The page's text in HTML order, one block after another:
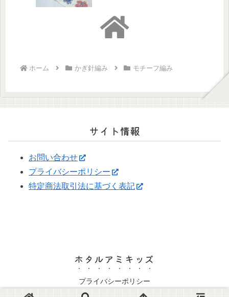
ホーム かぎ針編み モチーフ編み
サイト情報
お問い合わせ
プライバシーポリシー
特定商法取引法に基づく表記
ホタルアミキッズ
プライバシーポリシー